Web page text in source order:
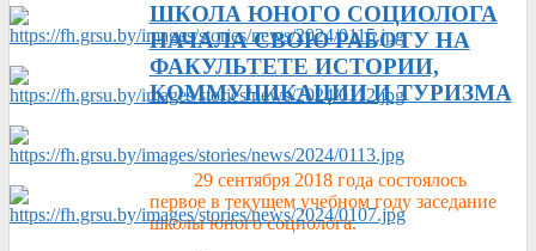
ШКОЛА ЮНОГО СОЦИОЛОГА
НАЧАЛА СВОЮ РАБОТУ НА
ФАКУЛЬТЕТЕ ИСТОРИИ,
КОММУНИКАЦИИ И ТУРИЗМА
29 сентября 2018 года состоялось
первое в текущем учебном году заседание
школы юного социолога.